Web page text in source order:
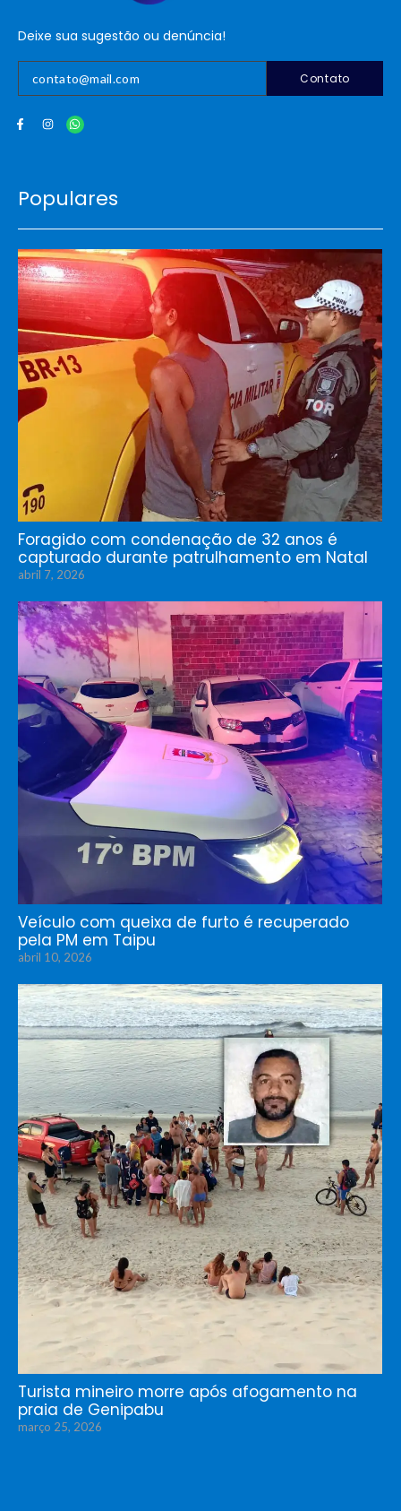
Deixe sua sugestão ou denúncia!
Contato
Populares
Foragido com condenação de 32 anos é
capturado durante patrulhamento em Natal
abril 7, 2026
Veículo com queixa de furto é recuperado
pela PM em Taipu
abril 10, 2026
Turista mineiro morre após afogamento na
praia de Genipabu
março 25, 2026